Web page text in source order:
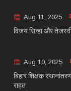
Aug 11, 2025
विजय सिन्हा और
Aug 10, 2025
बिहार शिक्षक
राहत